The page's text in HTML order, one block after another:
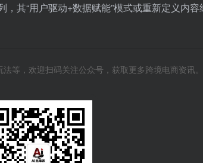
其“用户驱动+数据赋能”模式或重新定义内容
等，欢迎扫码关注公众号，获取更多跨境电商资讯。